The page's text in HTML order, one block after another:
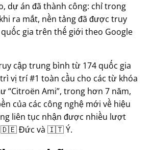
dự án đã thành công: chỉ trong
ra mắt, nền tảng đã được truy
gia trên thế giới theo Google
cập trung bình từ 174 quốc gia
vị trí #1 toàn cầu cho các từ khóa
Citroën Ami , trong hơn 7 năm,
của các công nghệ mới về hiệu
liên tục nhận được nhiều lượt
🇩🇪 Đức và 🇮🇹 Ý.